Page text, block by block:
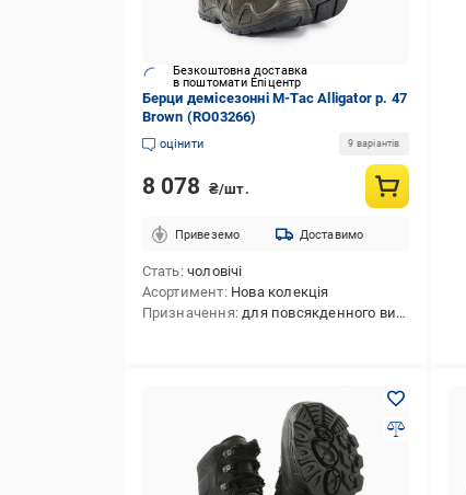
Безкоштовна доставка
в поштомати Епіцентр
Берци демісезонні M-Tac Alligator р. 47
Brown (RO03266)
оцінити 9 варіантів
8 078 ₴/шт.
Привеземо Доставимо
Стать чоловічі
Асортимент Нова колекція
Призначення для повсякденного використання,для полювання,для тактичної стрільби,для туризму,для активного відпочинку